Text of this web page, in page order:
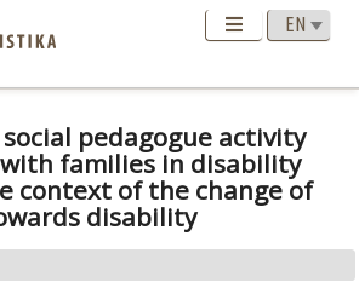
pedagogue activity
families in disability
context of the change of
disability